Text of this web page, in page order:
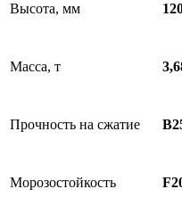
Высота, мм
Масса, т
Прочность на сжатие
Морозостойкость